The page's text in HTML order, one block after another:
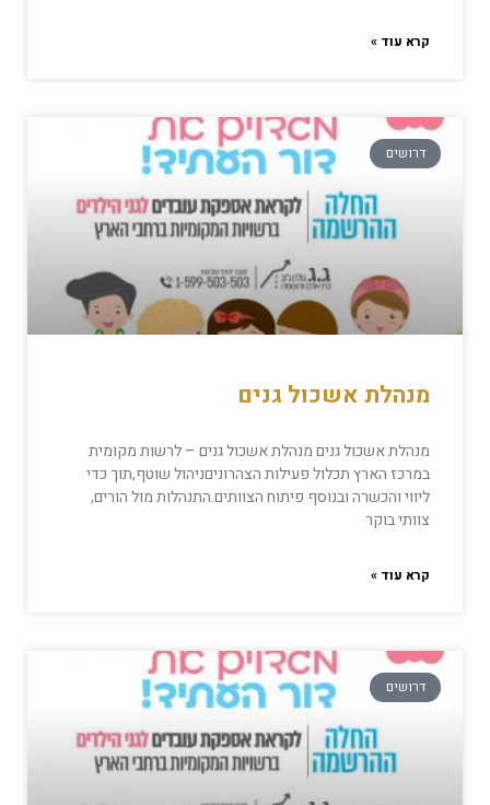
קרא עוד »
דרושים
מנהלת אשכול גנים
מנהלת אשכול גנים מנהלת אשכול גנים – לרשות מקומית
במרכז הארץ תכלול פעילות הצהרוניםניהול שוטף,תוך כדי
ליווי והכשרה ובנוסף פיתוח הצוותים.התנהלות מול הורים,
צוותי בוקר
קרא עוד »
דרושים